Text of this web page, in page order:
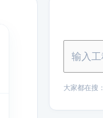
大家都在搜：